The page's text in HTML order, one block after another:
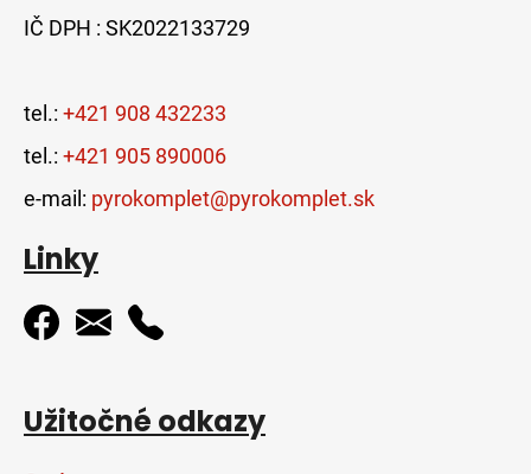
IČ DPH : SK2022133729
tel.: +421 908 432233
tel.: +421 905 890006
e-mail: pyrokomplet@pyrokomplet.sk
Linky
Užitočné odkazy